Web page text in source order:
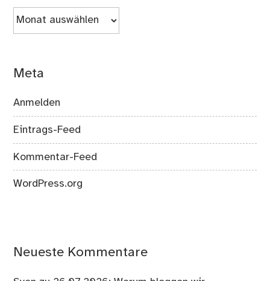
Archiv
Meta
Anmelden
Eintrags-Feed
Kommentar-Feed
WordPress.org
Neueste Kommentare